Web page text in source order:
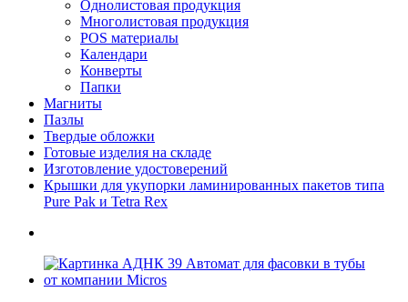
Однолистовая продукция
Многолистовая продукция
POS материалы
Календари
Конверты
Папки
Магниты
Пазлы
Твердые обложки
Готовые изделия на складе
Изготовление удостоверений
Крышки для укупорки ламинированных пакетов типа
Pure Pak и Tetra Rex